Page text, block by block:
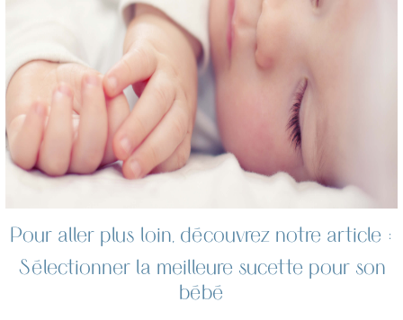
Pour aller plus loin, découvrez notre article :
Sélectionner la meilleure sucette pour son
bébé